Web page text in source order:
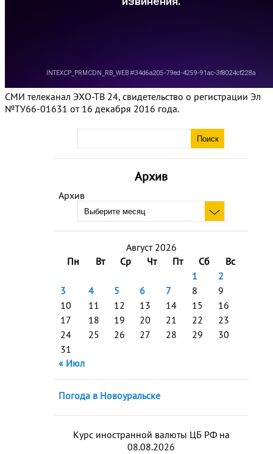
Архив
Архив
Август 2026
Пн
Вт Ср Чт Пт Сб
Вс
1
2
3
4 5 6 7 8
9
10
11 12 13 14 15
16
17
18 19 20 21 22
23
24
25 26 27 28 29
30
31
« Июл
Погода в Новоуральске
Курс иностранной валюты ЦБ РФ на
08.08.2026
СМИ телеканал ЭХО-ТВ 24, свидетельство о регистрации Эл
№ТУ66-01631 от 16 декабря 2016 года.